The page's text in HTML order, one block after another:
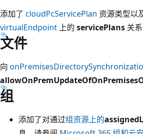
添加了 cloudPcServicePlan 资源类型以
virtualEndpoint 上的 servicePlans 关
文件
向
组
添加了对通过组资源上的